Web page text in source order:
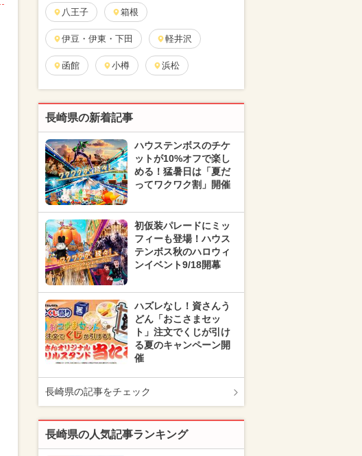
八王子 箱根
伊豆・伊東・下田 軽井沢
函館 小樽 浜松
長崎県の新着記事
ハウステンボスのチケ
ットが10%オフで楽し
める！猛暑日は「夏だ
ってワクワク割」開催
初仮装パレードにミッ
フィーも登場！ハウス
テンボス秋のハロウィ
ンイベント9/18開幕
ハズレなし！資さんう
どん「おこさまセッ
ト」注文でくじが引け
る夏のキャンペーン開
催
長崎県の記事をチェック
長崎県の人気記事ランキング